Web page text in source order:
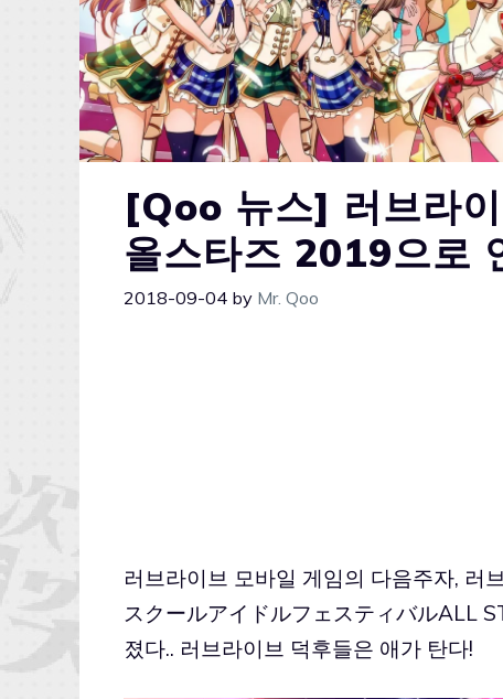
[Qoo 뉴스] 러브라
올스타즈 2019으로
2018-09-04 by Mr. Qoo
러브라이브 모바일 게임의 다음주자, 러
スクールアイドルフェスティバルALL
졌다.. 러브라이브 덕후들은 애가 탄다!